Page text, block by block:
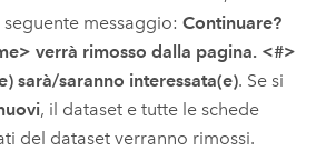
messaggio: Continuare?
verrà rimosso dalla pagina. <#>
sarà/saranno interessata(e). Se si
, il dataset e tutte le schede
del dataset verranno rimossi.